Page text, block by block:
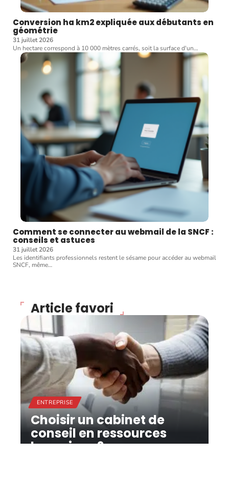
Conversion ha km2 expliquée aux débutants en
géométrie
31 juillet 2026
Un hectare correspond à 10 000 mètres carrés, soit la surface d'un…
Comment se connecter au webmail de la SNCF :
conseils et astuces
31 juillet 2026
Les identifiants professionnels restent le sésame pour accéder au webmail
SNCF, même…
Article favori
ENTREPRISE
Choisir un cabinet de
conseil en ressources
humaines ?